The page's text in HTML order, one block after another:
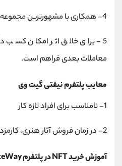
4- همکاری با مشهورترین مجموعه‌ داران
5- برای خالق اثر امکان کسب
معاملات بعدی فراهم است.
معایب پلتفرم نیفتی گیت وی
1- نامناسب برای افراد تازه کار
2- در زمان فروش آثار هنری، کارمزد نسبتاً زیادی دارد.
آموزش خرید NFT در پلتفرم Nifty GateWay